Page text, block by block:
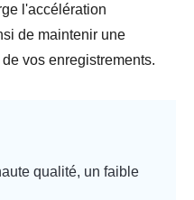
l'accélération
de maintenir une
vos enregistrements.
qualité, un faible